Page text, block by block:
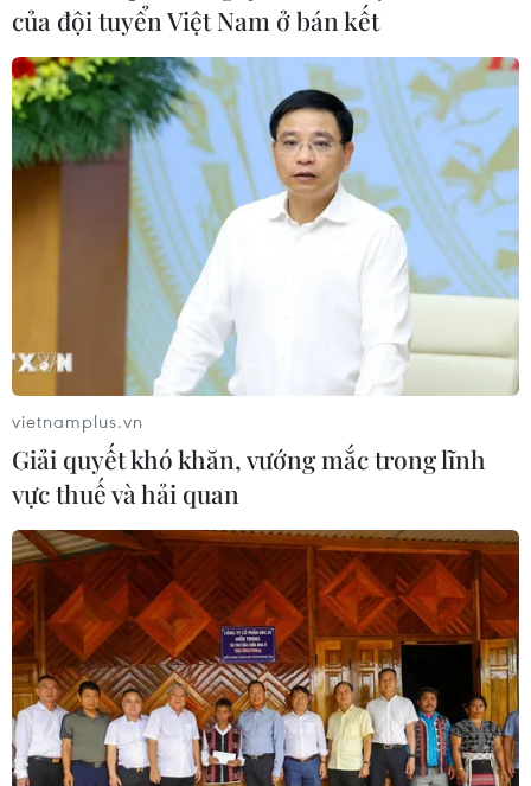
của đội tuyển Việt Nam ở bán kết
vietnamplus.vn
Giải quyết khó khăn, vướng mắc trong lĩnh
vực thuế và hải quan